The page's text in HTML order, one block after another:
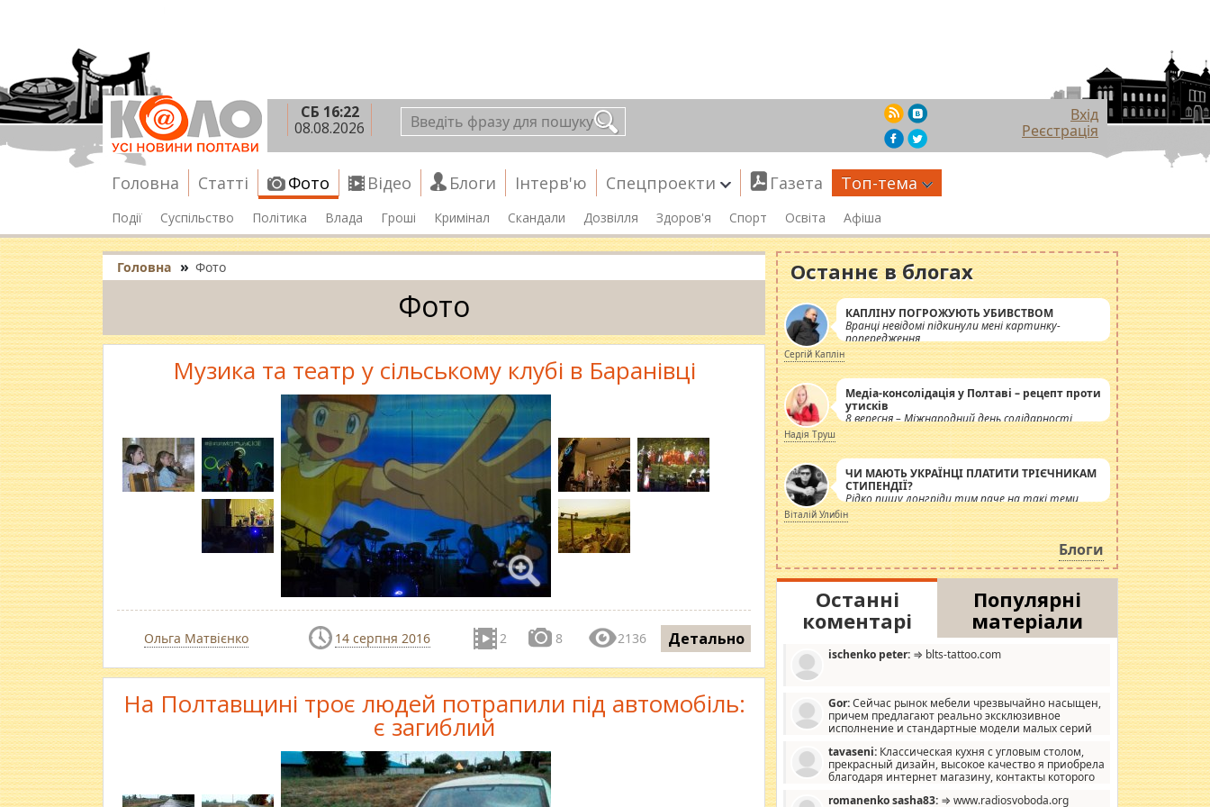
СБ 16:22
08.08.2026
Вхід
Реєстрація
Головна Статті Фото Відео Блоги Інтерв'ю Спецпроекти Газета Топ-тема
Події Суспільство Політика Влада Гроші Кримінал Скандали Дозвілля Здоров'я Спорт Освіта Афіша
Головна » Фото
Фото
Музика та театр у сільському клубі в Баранівці
Ольга Матвієнко 14 серпня 2016 2 8 2136 Детально
На Полтавщині троє людей потрапили під автомобіль:
є загиблий
Останнє в блогах
КАПЛІНУ ПОГРОЖУЮТЬ УБИВСТВОМ
Вранці невідомі підкинули мені картинку-
попередження
Сергій Каплін
Медіа-консолідація у Полтаві – рецепт проти
утисків
8 вересня – Міжнародний день солідарності
журналістів.
Надія Труш
ЧИ МАЮТЬ УКРАЇНЦІ ПЛАТИТИ ТРІЄЧНИКАМ
СТИПЕНДІЇ?
Рідко пишу лонгріди тим паче на такі теми,
але вже просто дістало! Обурюють сьогоднішні
інсенуації навколо стипендіального питання.
Штучно роздувається ще одна соціальна
катастрофа.
Віталій Улибін
Блоги
Останні
коментарі
Популярні
матеріали
ischenko peter: ⇒ blts-tattoo.com
Gor:Сейчас рынок мебели чрезвычайно насыщен,
причем предлагают реально эксклюзивное
исполнение и стандартные модели малых серий
дизайну, мало походит на стандартные формы, в MebelOk,
креативненько и что главное - со вкусом все в порядке,
без ненужных наворотов удорожающих мебель, а это не
tavaseni: Классическая кухня с угловым столом,
прекрасный дизайн, высокое качество я приобрела
благодаря интернет магазину, контакты которого
romanenko sasha83: ⇒ www.radiosvoboda.org